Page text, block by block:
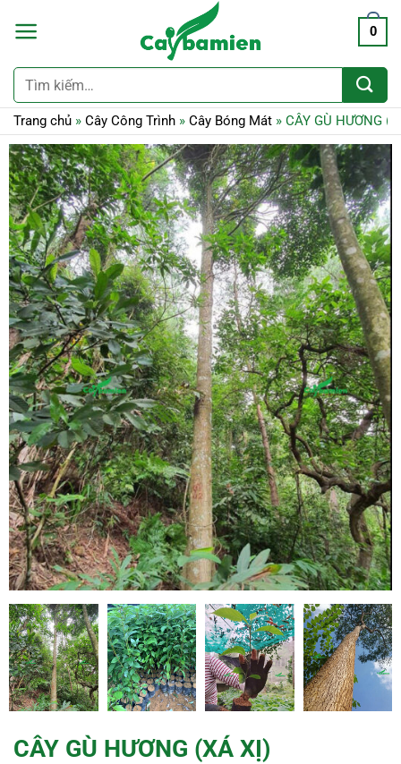
0
Tìm
kiếm:
Trang chủ » Cây Công Trình » Cây Bóng Mát » CÂY GÙ HƯƠNG
CÂY GÙ HƯƠNG (XÁ XỊ)